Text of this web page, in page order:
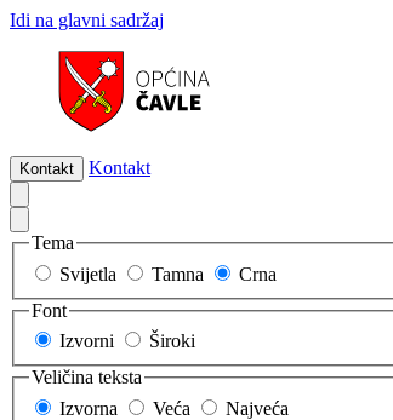
Idi na glavni sadržaj
Kontakt Kontakt
Tema
Svijetla
Tamna
Crna
Font
Izvorni
Široki
Veličina teksta
Izvorna
Veća Najveća